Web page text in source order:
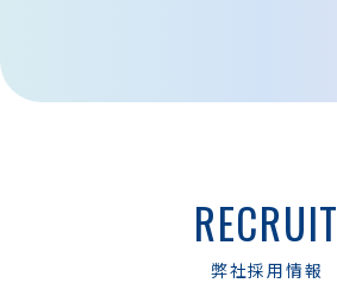
RECRUIT
弊社採用情報